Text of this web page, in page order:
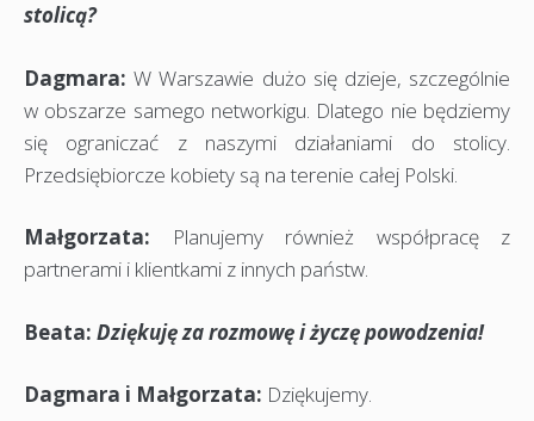
stolicą?
Dagmara: W Warszawie dużo się dzieje, szczególnie
w obszarze samego networkigu. Dlatego nie będziemy
się ograniczać z naszymi działaniami do stolicy.
Przedsiębiorcze kobiety są na terenie całej Polski.
Małgorzata:
Planujemy również współpracę z
partnerami i klientkami z innych państw.
Beata: Dziękuję za rozmowę i życzę powodzenia!
Dagmara i Małgorzata: Dziękujemy.